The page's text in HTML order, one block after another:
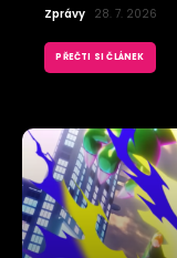
Zprávy 28. 7. 2026
PŘEČTI SI ČLÁNEK